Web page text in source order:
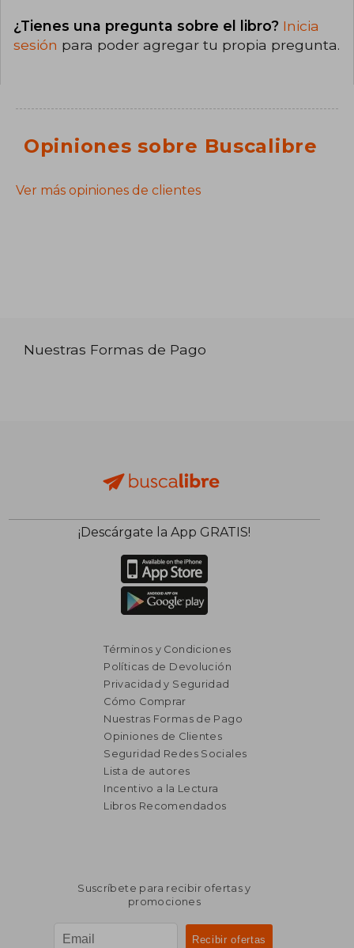
¿Tienes una pregunta sobre el libro? Inicia
sesión para poder agregar tu propia pregunta.
Opiniones sobre Buscalibre
Ver más opiniones de clientes
Nuestras Formas de Pago
¡Descárgate la App GRATIS!
Términos y Condiciones
Políticas de Devolución
Privacidad y Seguridad
Cómo Comprar
Nuestras Formas de Pago
Opiniones de Clientes
Seguridad Redes Sociales
Lista de autores
Incentivo a la Lectura
Libros Recomendados
Suscríbete para recibir ofertas y
promociones